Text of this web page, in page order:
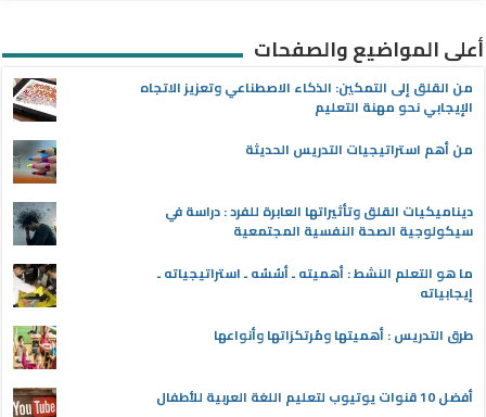
أعلى المواضيع والصفحات
من القلق إلى التمكين: الذكاء الاصطناعي وتعزيز الاتجاه
الإيجابي نحو مهنة التعليم
من أهم استراتيجيات التدريس الحديثة
ديناميكيات القلق وتأثيراتها العابرة للفرد : دراسة في
سيكولوجية الصحة النفسية المجتمعية
ما هو التعلم النشط : أهميته ـ أسُسُه ـ استراتيجياته ـ
إيجابياته
طرق التدريس : أهميتها ومُرتكزاتها وأنواعها
أفضل 10 قنوات يوتيوب لتعليم اللغة العربية للأطفال